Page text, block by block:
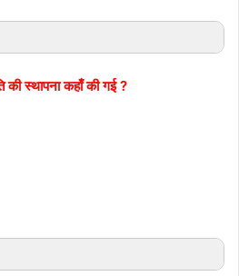
की स्थापना कहाँ की गई ?